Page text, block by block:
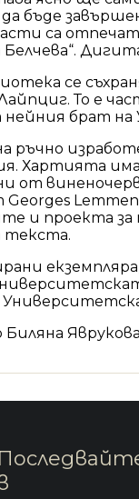
бъде
са
се
То е
брат на
Хартията
от
Lemmen
и проекта
текста.
Биляна